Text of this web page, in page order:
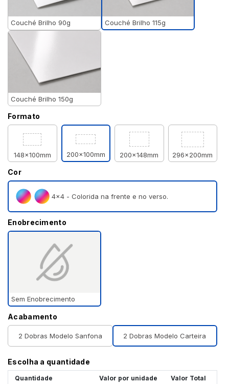
Couché Brilho 90g Couché Brilho 115g
Couché Brilho 150g
Formato
148x100mm 200x100mm 200x148mm 296x200mm
Cor
4×4 - Colorida na frente e no verso.
Enobrecimento
Sem Enobrecimento
Acabamento
2 Dobras Modelo Sanfona 2 Dobras Modelo Carteira
Escolha a quantidade
Quantidade Valor por unidade Valor Total